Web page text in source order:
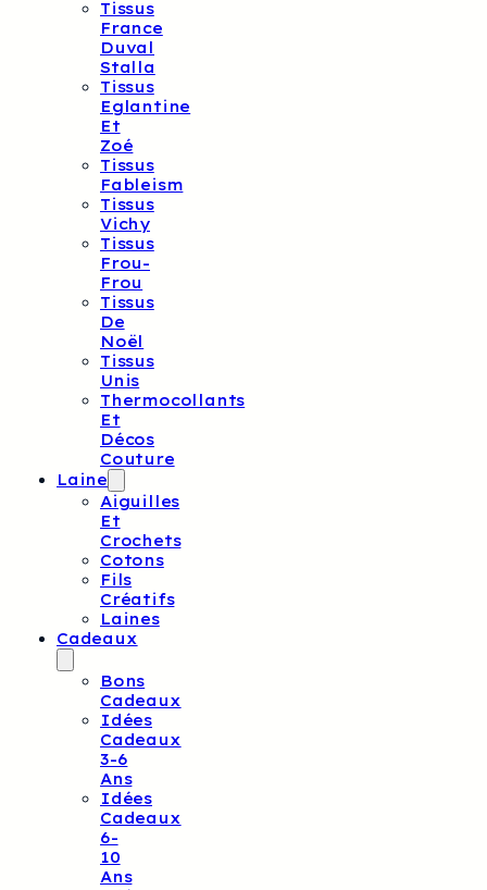
Tissus
France
Duval
Stalla
Tissus
Eglantine
Et
Zoé
Tissus
Fableism
Tissus
Vichy
Tissus
Frou-
Frou
Tissus
De
Noël
Tissus
Unis
Thermocollants
Et
Décos
Couture
Laine
Aiguilles
Et
Crochets
Cotons
Fils
Créatifs
Laines
Cadeaux
Bons
Cadeaux
Idées
Cadeaux
3-6
Ans
Idées
Cadeaux
6-
10
Ans